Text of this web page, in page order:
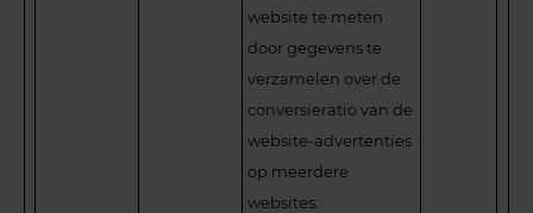
website te meten
door gegevens te
verzamelen over de
conversieratio van de
website-advertenties
op meerdere
websites.